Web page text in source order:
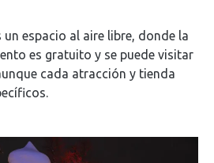
un espacio al aire libre, donde la
es gratuito y se puede visitar
cada atracción y tienda